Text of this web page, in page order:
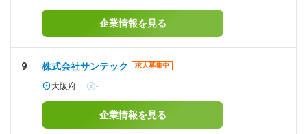
企業情報を見る
9 株式会社サンテック 求人募集中
大阪府 -
企業情報を見る